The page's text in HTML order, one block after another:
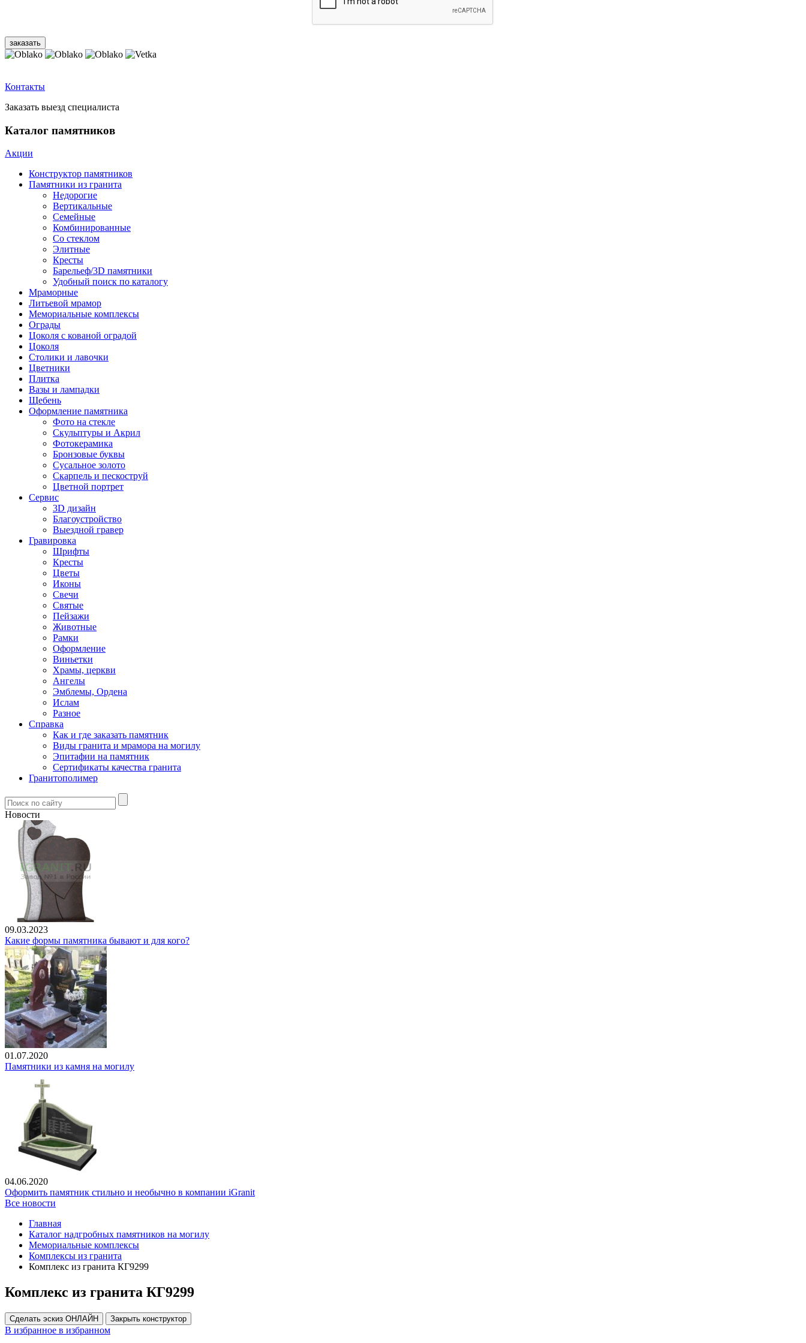
Контакты
Заказать выезд специалиста
Каталог памятников
Акции
Конструктор памятников
Памятники из гранита
Недорогие
Вертикальные
Семейные
Комбинированные
Со стеклом
Элитные
Кресты
Барельеф/3D памятники
Удобный поиск по каталогу
Мраморные
Литьевой мрамор
Мемориальные комплексы
Ограды
Цоколя с кованой оградой
Цоколя
Столики и лавочки
Цветники
Плитка
Вазы и лампадки
Щебень
Оформление памятника
Фото на стекле
Скульптуры и Акрил
Фотокерамика
Бронзовые буквы
Сусальное золото
Скарпель и пескоструй
Цветной портрет
Сервис
3D дизайн
Благоустройство
Выездной гравер
Гравировка
Шрифты
Кресты
Цветы
Иконы
Свечи
Святые
Пейзажи
Животные
Рамки
Оформление
Виньетки
Храмы, церкви
Ангелы
Эмблемы, Ордена
Ислам
Разное
Справка
Как и где заказать памятник
Виды гранита и мрамора на могилу
Эпитафии на памятник
Сертификаты качества гранита
Гранитополимер
Новости
09.03.2023
Какие формы памятника бывают и для кого?
01.07.2020
Памятники из камня на могилу
04.06.2020
Оформить памятник стильно и необычно в компании iGranit
Все новости
Главная
Каталог надгробных памятников на могилу
Мемориальные комплексы
Комплексы из гранита
Комплекс из гранита КГ9299
Комплекс из гранита КГ9299
Сделать эскиз ОНЛАЙН Закрыть конструктор
В избранное в избранном